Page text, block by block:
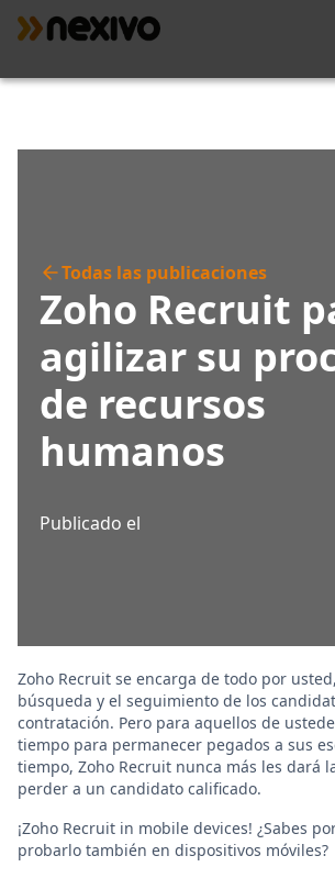
Todas las publicaciones
Zoho Recruit
agilizar su
de recursos
humanos
Publicado el
Zoho Recruit se encarga de todo por
búsqueda y el seguimiento de los
contratación. Pero para aquellos de
tiempo para permanecer pegados a sus
tiempo, Zoho Recruit nunca más les dará
perder a un candidato calificado.
¡Zoho Recruit in mobile devices! ¿Sabes
probarlo también en dispositivos móviles?